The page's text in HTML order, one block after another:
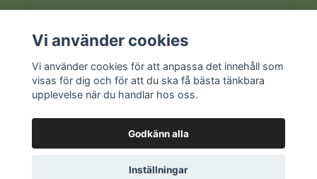
Sociala medier
© 2026 Kristorget
Vi använder cookies
Vi använder cookies för att anpassa det innehåll som
visas för dig och för att du ska få bästa tänkbara
upplevelse när du handlar hos oss.
Godkänn alla
Inställningar